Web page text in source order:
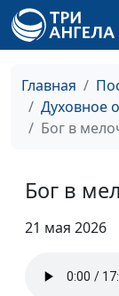
Главная
Духовное
Бог в
Бог в
21 мая 2026
библейский